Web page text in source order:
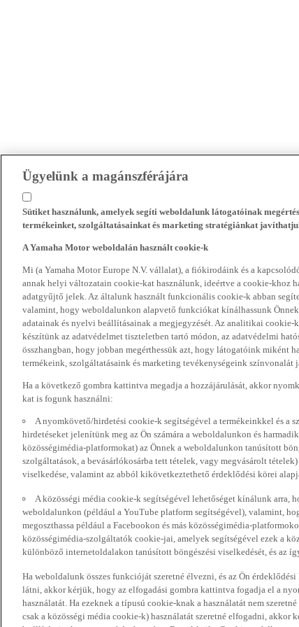
Ügyelünk a magánszférájára
Sütiket használunk, amelyek segíti weboldalunk látogatóinak
termékeinket, szolgáltatásainkat és marketing stratégiánkat
A Yamaha Motor weboldalán használt cookie-k
Mi (a Yamaha Motor Europe N.V. vállalat), a fiókirodáink és a
annak helyi változatain cookie-kat használunk, ideértve a cookie-khoz
adatgyűjtő jelek. Az általunk használt funkcionális cookie-k abban
valamint, hogy weboldalunkon alapvető funkciókat kínálhassunk
adatainak és nyelvi beállításainak a megjegyzését. Az analitikai
készítünk az adatvédelmet tiszteletben tartó módon, az adatvédelmi
összhangban, hogy jobban megérthessük azt, hogy látogatóink miként
termékeink, szolgáltatásaink és marketing tevékenységeink színvonalát
Ha a következő gombra kattintva megadja a hozzájárulását, akkor
kat is fogunk használni:
A nyomkövető/hirdetési cookie-k segítségével a termékeinkkel és a
hirdetéseket jelenítünk meg az Ön számára a weboldalunkon és
közösségimédia-platformokat) az Önnek a weboldalunkon tanúsított
szolgáltatások, a bevásárlókosárba tett tételek, vagy megvásárolt
viselkedése, valamint az abból kikövetkeztethető érdeklődési körei
A közösségi média cookie-k segítségével lehetőséget kínálunk arra,
weboldalunkon (például a YouTube platform segítségével), valamint,
megoszthassa például a Facebookon és más közösségimédia-
közösségimédia-szolgáltatók cookie-jai, amelyek segítségével ezek a
különböző internetoldalakon tanúsított böngészési viselkedését, és az
Ha weboldalunk összes funkcióját szeretné élvezni, és az Ön
látni, akkor kérjük, hogy az elfogadási gombra kattintva fogadja el a
használatát. Ha ezeknek a típusú cookie-knak a használatát nem
csak a közösségi média cookie-k) használatát szeretné elfogadni,